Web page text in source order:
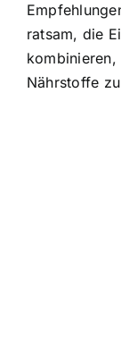
ratsam, die
Nährstoffe